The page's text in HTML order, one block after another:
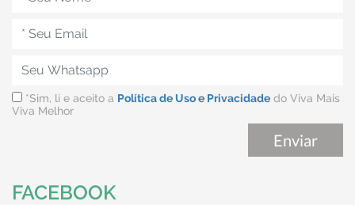
*Sim, li e aceito a Política de Uso e Privacidade do Viva Mais
Viva Melhor
FACEBOOK